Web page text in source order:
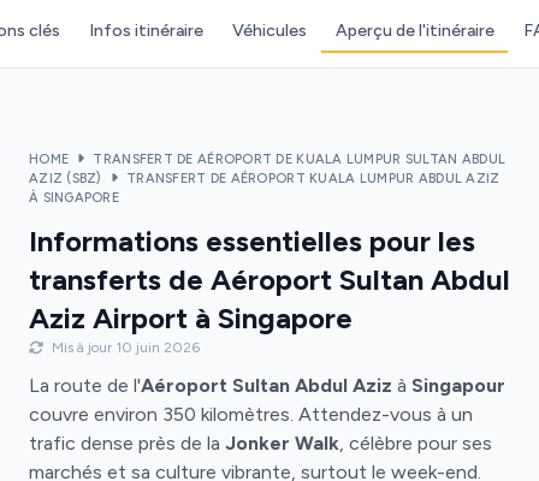
clés Infos itinéraire Véhicules Aperçu de l'itinéraire
HOME
TRANSFERT DE AÉROPORT DE KUALA LUMPUR SULTAN ABDUL
AZIZ (SBZ)
TRANSFERT DE AÉROPORT KUALA LUMPUR ABDUL AZIZ
À SINGAPORE
Informations essentielles pour les
transferts de Aéroport Sultan Abdul
Aziz Airport à Singapore
Mis à jour 10 juin 2026
La route de l'Aéroport Sultan Abdul Aziz à Singapour
couvre environ 350 kilomètres. Attendez-vous à un
trafic dense près de la Jonker Walk, célèbre pour ses
marchés et sa culture vibrante, surtout le week-end.